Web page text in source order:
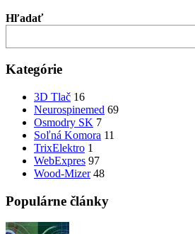
Hľadať
Kategórie
3D Tlač 16
Neurospinemed 69
Osmodry SK 7
Soľná Komora 11
TrixElektro 1
WebExpres 97
Wood-Mizer 48
Populárne články